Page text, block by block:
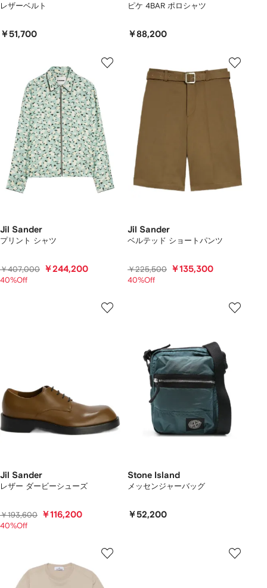
レザーベルト
￥51,700
ピケ 4BAR ポロシャツ
￥88,200
Jil Sander
プリント シャツ
￥407,000 ￥244,200
40%Off
Jil Sander
ベルテッド ショートパンツ
￥225,500 ￥135,300
40%Off
Jil Sander
レザー ダービーシューズ
￥193,600 ￥116,200
40%Off
Stone Island
メッセンジャーバッグ
￥52,200